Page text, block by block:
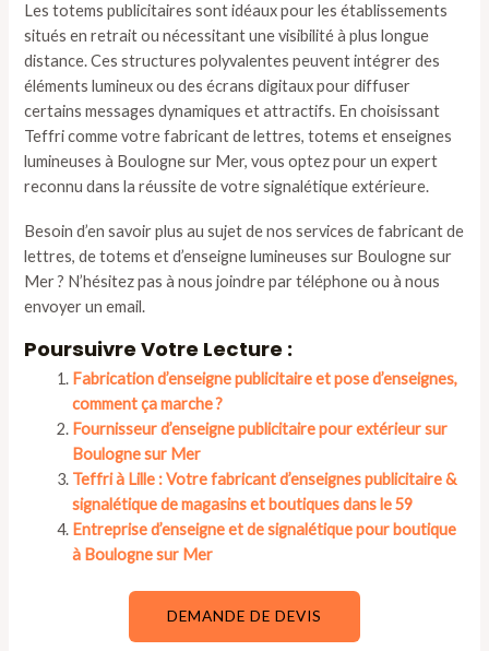
Les totems publicitaires sont idéaux pour les établissements
situés en retrait ou nécessitant une visibilité à plus longue
distance. Ces structures polyvalentes peuvent intégrer des
éléments lumineux ou des écrans digitaux pour diffuser
certains messages dynamiques et attractifs. En choisissant
Teffri comme votre fabricant de lettres, totems et enseignes
lumineuses à Boulogne sur Mer, vous optez pour un expert
reconnu dans la réussite de votre signalétique extérieure.
Besoin d’en savoir plus au sujet de nos services de fabricant de
lettres, de totems et d’enseigne lumineuses sur Boulogne sur
Mer ? N’hésitez pas à nous joindre par téléphone ou à nous
envoyer un email.
Poursuivre Votre Lecture :
Fabrication d’enseigne publicitaire et pose d’enseignes,
comment ça marche ?
Fournisseur d’enseigne publicitaire pour extérieur sur
Boulogne sur Mer
Teffri à Lille : Votre fabricant d’enseignes publicitaire &
signalétique de magasins et boutiques dans le 59
Entreprise d’enseigne et de signalétique pour boutique
à Boulogne sur Mer
DEMANDE DE DEVIS